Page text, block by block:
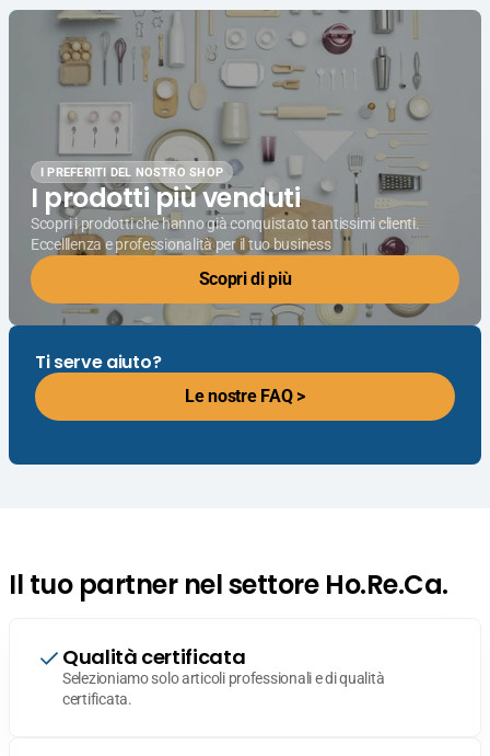
I PREFERITI DEL NOSTRO SHOP
I prodotti più venduti
Scopri i prodotti che hanno già conquistato tantissimi clienti.
Eccelllenza e professionalità per il tuo business
Scopri di più
Ti serve aiuto?
Le nostre FAQ >
Il tuo partner nel settore Ho.Re.Ca.
Qualità certificata
Selezioniamo solo articoli professionali e di qualità
certificata.